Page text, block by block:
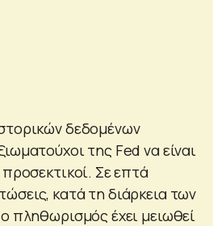
δεδομένων
της Fed να είναι
προσεκτικοί. Σε επτά
κατά τη διάρκεια των
πληθωρισμός έχει μειωθεί